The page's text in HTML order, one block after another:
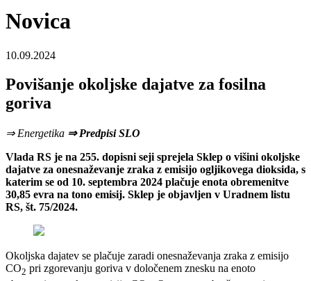
Novica
10.09.2024
Povišanje okoljske dajatve za fosilna
goriva
⇒ Energetika ⇒ Predpisi SLO
Vlada RS je na 255. dopisni seji sprejela Sklep o višini okoljske
dajatve za onesnaževanje zraka z emisijo ogljikovega dioksida, s
katerim se od 10. septembra 2024 plačuje enota obremenitve
30,85 evra na tono emisij. Sklep je objavljen v Uradnem listu
RS, št. 75/2024.
Okoljska dajatev se plačuje zaradi onesnaževanja zraka z emisijo
CO2 pri zgorevanju goriva v določenem znesku na enoto